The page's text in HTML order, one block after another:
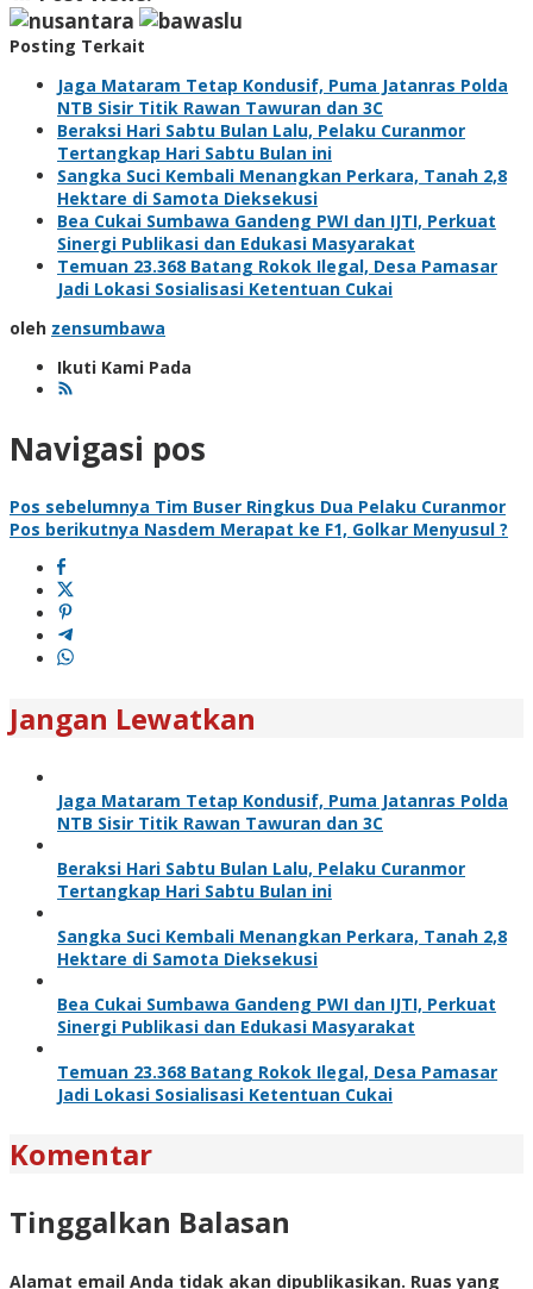
Posting Terkait
Jaga Mataram Tetap Kondusif, Puma Jatanras Polda
NTB Sisir Titik Rawan Tawuran dan 3C
Beraksi Hari Sabtu Bulan Lalu, Pelaku Curanmor
Tertangkap Hari Sabtu Bulan ini
Sangka Suci Kembali Menangkan Perkara, Tanah 2,8
Hektare di Samota Dieksekusi
Bea Cukai Sumbawa Gandeng PWI dan IJTI, Perkuat
Sinergi Publikasi dan Edukasi Masyarakat
Temuan 23.368 Batang Rokok Ilegal, Desa Pamasar
Jadi Lokasi Sosialisasi Ketentuan Cukai
oleh zensumbawa
Ikuti Kami Pada
Navigasi pos
Pos sebelumnya Tim Buser Ringkus Dua Pelaku Curanmor
Pos berikutnya Nasdem Merapat ke F1, Golkar Menyusul ?
Jangan Lewatkan
Jaga Mataram Tetap Kondusif, Puma Jatanras Polda
NTB Sisir Titik Rawan Tawuran dan 3C
Beraksi Hari Sabtu Bulan Lalu, Pelaku Curanmor
Tertangkap Hari Sabtu Bulan ini
Sangka Suci Kembali Menangkan Perkara, Tanah 2,8
Hektare di Samota Dieksekusi
Bea Cukai Sumbawa Gandeng PWI dan IJTI, Perkuat
Sinergi Publikasi dan Edukasi Masyarakat
Temuan 23.368 Batang Rokok Ilegal, Desa Pamasar
Jadi Lokasi Sosialisasi Ketentuan Cukai
Komentar
Tinggalkan Balasan
Alamat email Anda tidak akan dipublikasikan. Ruas yang